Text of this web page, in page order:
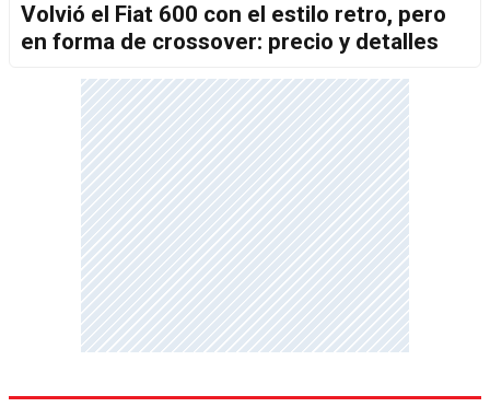
Volvió el Fiat 600 con el estilo retro, pero
en forma de crossover: precio y detalles